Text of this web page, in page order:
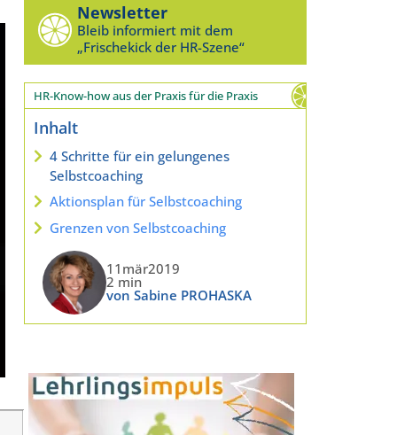
Newsletter
Bleib informiert mit dem
„Frischekick der HR-Szene“
HR-Know-how aus der Praxis für die Praxis
Inhalt
4 Schritte für ein gelungenes
Selbstcoaching
Aktionsplan für Selbstcoaching
Grenzen von Selbstcoaching
11mär2019
2 min
von Sabine PROHASKA